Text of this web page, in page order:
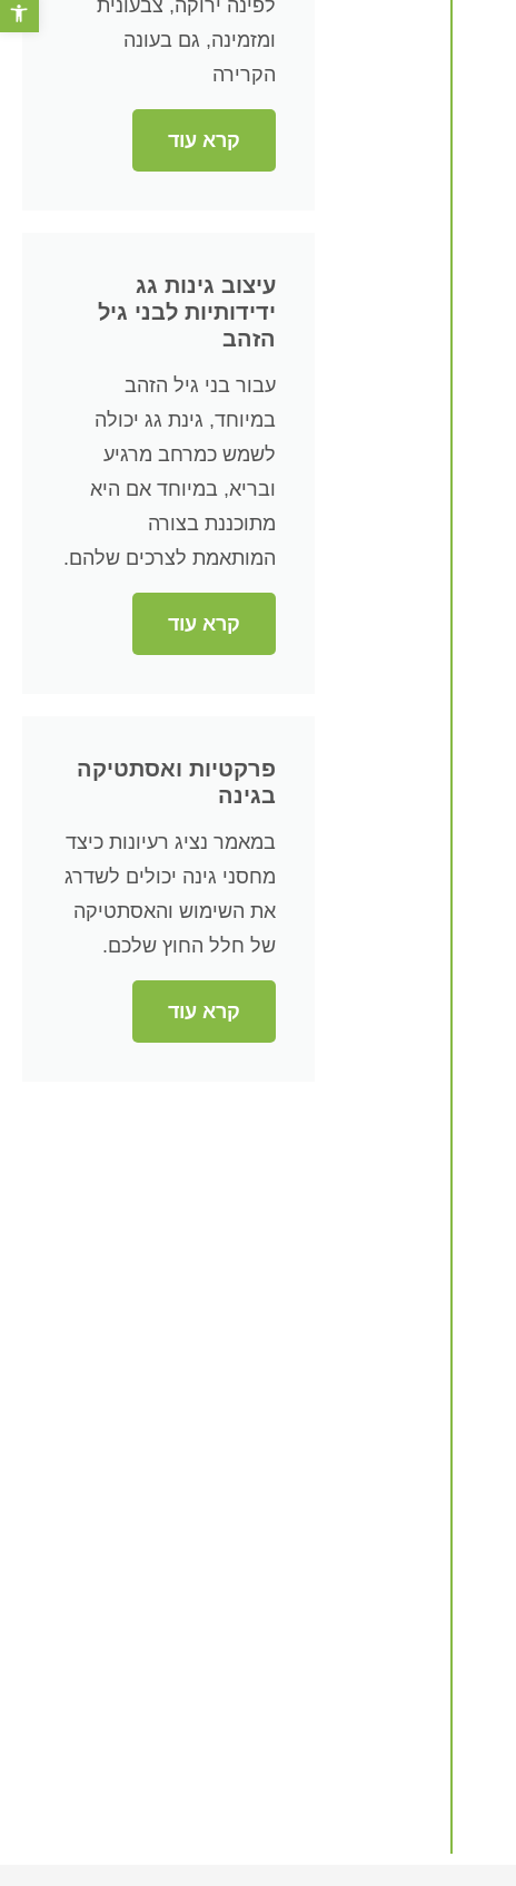
לפינה ירוקה, צבעונית
ומזמינה, גם בעונה
הקרירה
קרא עוד
עיצוב גינות גג
ידידותיות לבני גיל
הזהב
עבור בני גיל הזהב
במיוחד, גינת גג יכולה
לשמש כמרחב מרגיע
ובריא, במיוחד אם היא
מתוכננת בצורה
המותאמת לצרכים שלהם.
קרא עוד
פרקטיות ואסתטיקה
בגינה
במאמר נציג רעיונות כיצד
מחסני גינה יכולים לשדרג
את השימוש והאסתטיקה
של חלל החוץ שלכם.
קרא עוד